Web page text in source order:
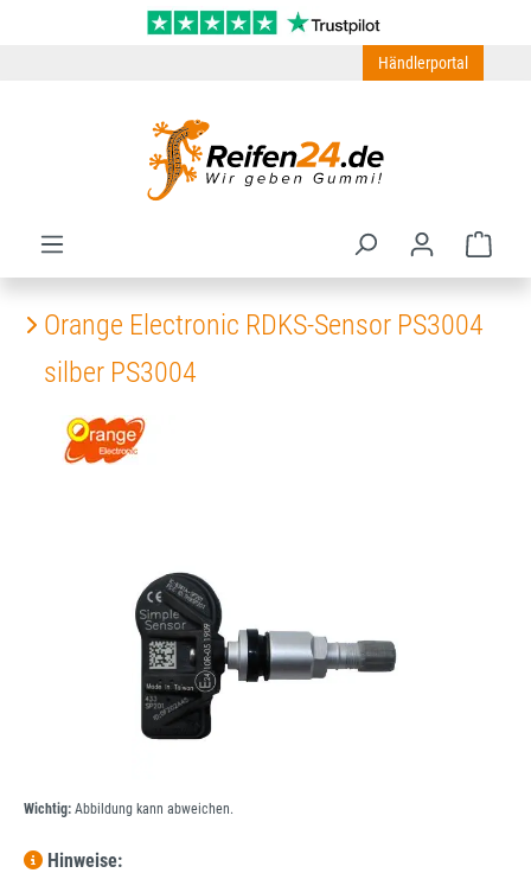
Zum Hauptinhalt springen
Händlerportal
Orange Electronic RDKS-Sensor PS3004
silber PS3004
Wichtig: Abbildung kann abweichen.
Hinweise: